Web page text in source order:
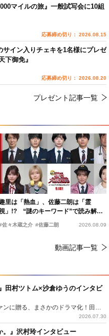
里は「熱血」、佐藤二朗は「霊
」!? “謎のキーワード”で読み解く
『踊る大捜査線 N.E.W.』新メンバー
佐々木蔵之介 #佐藤二朗 2026.08.09
動画記事一覧
田村ツトム×沙倉ゆうのインタビ
『侍タイムスリッパー』ファンに贈る、まさかのドラマ化！田村ツトム×沙倉ゆうのが語る『心配無用ノ介』撮影秘話
2026.07.30
。』沢村玲インタビュー
マイルの旅』一般試写会に10組
応募締め切り： 2026.08.15
サイン入りチェキを1名様にプレゼ
下御免』
応募締め切り： 2026.08.20
プレゼント記事一覧